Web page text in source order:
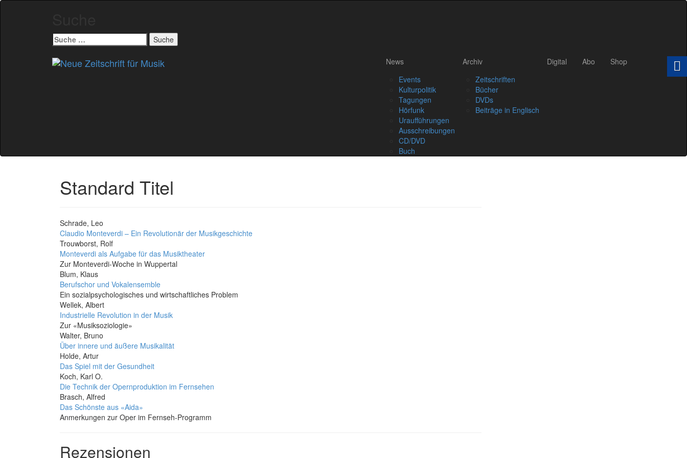
Suche
nach:
News
Events
Kulturpolitik
Tagungen
Hörfunk
Uraufführungen
Ausschreibungen
CD/DVD
Buch
Archiv
Zeitschriften
Bücher
DVDs
Beiträge in Englisch
Digital Abo Shop
Standard Titel
Schrade, Leo
Claudio Monteverdi – Ein Revolutionär der Musikgeschichte
Trouwborst, Rolf
Monteverdi als Aufgabe für das Musiktheater
Zur Monteverdi-Woche in Wuppertal
Blum, Klaus
Berufschor und Vokalensemble
Ein sozialpsychologisches und wirtschaftliches Problem
Wellek, Albert
Industrielle Revolution in der Musik
Zur «Musiksoziologie»
Walter, Bruno
Über innere und äußere Musikalität
Holde, Artur
Das Spiel mit der Gesundheit
Koch, Karl O.
Die Technik der Opernproduktion im Fernsehen
Brasch, Alfred
Das Schönste aus «Aida»
Anmerkungen zur Oper im Fernseh-Programm
Rezensionen